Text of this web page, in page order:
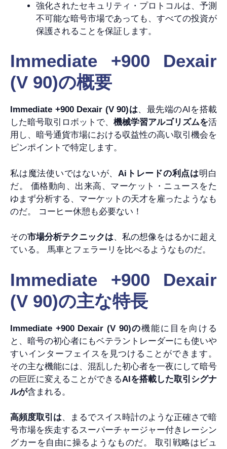
強化されたセキュリティ・プロトコルは、予測
不可能な暗号市場であっても、すべての投資が
保護されることを保証します。
Immediate +900 Dexair
(V 90)の概要
Immediate +900 Dexair (V 90)は、最先端のAIを搭載
した暗号取引ロボットで、 機械学習アルゴリズムを活
用し、暗号通貨市場における収益性の高い取引機会を
ピンポイントで特定します。
私は魔法使いではないが、 Aiトレードの利点は明白
だ。 価格動向、出来高、マーケット・ニュースをた
ゆまず分析する、マーケットの天才を雇ったようなも
のだ。 コーヒー休憩も必要ない！
その市場分析テクニックは、私の想像をはるかに超え
ている。 馬車とフェラーリを比べるようなものだ。
Immediate +900 Dexair
(V 90)の主な特長
Immediate +900 Dexair (V 90)の機能に目を向ける
と、暗号の初心者にもベテラントレーダーにも使いや
すいインターフェイスを見つけることができます。
その主な機能には、混乱した初心者を一夜にして暗号
の巨匠に変えることができるAIを搭載した取引シグナ
ルが含まれる。
高頻度取引は、まるでスイス時計のような正確さで暗
号市場を疾走するスーパーチャージャー付きレーシン
グカーを自由に操るようなものだ。 取引戦略はビュ